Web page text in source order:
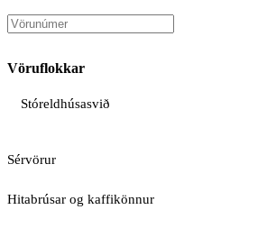
Vöruflokkar
Stóreldhúsasvið
Sérvörur
Hitabrúsar og kaffikönnur